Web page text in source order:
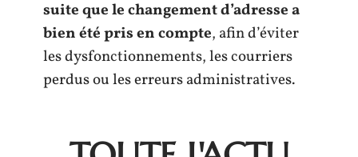
suite que le changement d’adresse a
bien été pris en compte, afin d’éviter
les dysfonctionnements, les courriers
perdus ou les erreurs administratives.